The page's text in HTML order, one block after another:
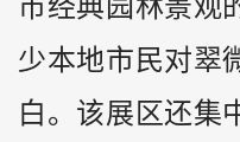
市经典园林景观
少本地市民对翠
白。该展区还集